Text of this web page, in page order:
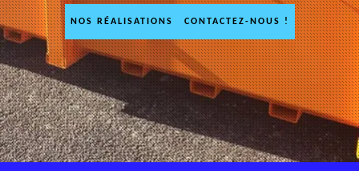
NOS RÉALISATIONS CONTACTEZ-NOUS !